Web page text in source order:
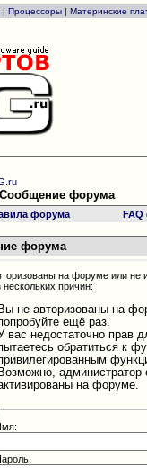
| Процессоры | Материнские
Сообщение форума
форума
форума
на форуме или не
нескольких причин:
Вы не авторизованы на
ещё раз.
вас недостаточно прав
обратиться к
Возможно,
на форуме.